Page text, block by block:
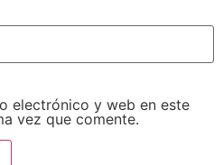
electrónico y web en este
vez que comente.